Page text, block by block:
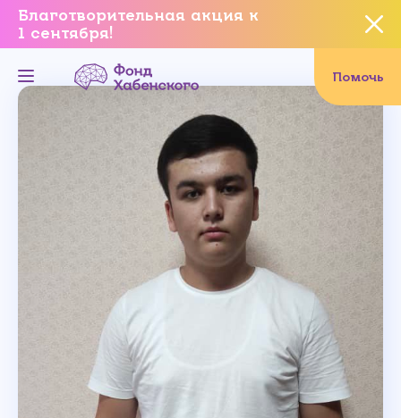
Благотворительная акция к
1 сентября!
Помочь
Вы уверены, что хотите
завершить данное событие?
Да, уверен
Нет, не хочу